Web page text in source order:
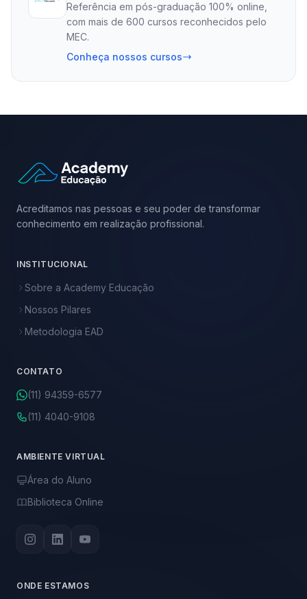
Referência em pós-graduação 100% online,
com mais de 600 cursos reconhecidos pelo
MEC.
Conheça nossos cursos
Acreditamos nas pessoas e seu poder de transformar
conhecimento em realização profissional.
INSTITUCIONAL
Sobre a Academy Educação
Nossos Pilares
Metodologia EAD
CONTATO
(11) 94359-6577
(11) 4040-9108
AMBIENTE VIRTUAL
Área do Aluno
Biblioteca Online
ONDE ESTAMOS